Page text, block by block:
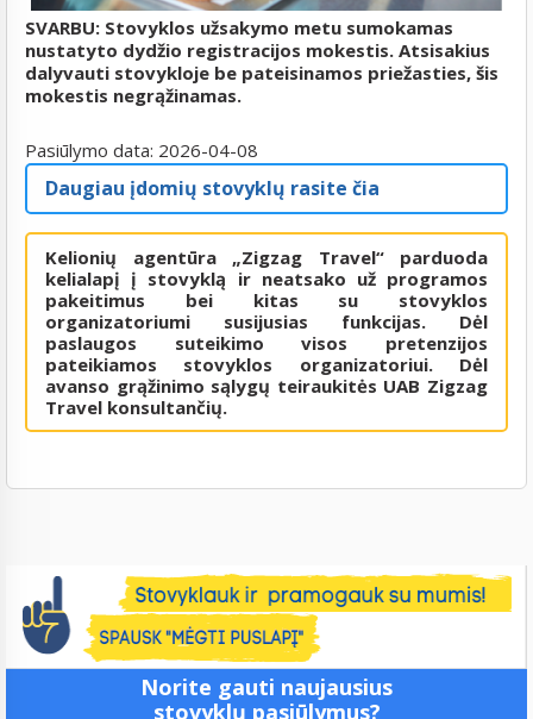
SVARBU: Stovyklos užsakymo metu sumokamas
nustatyto dydžio registracijos mokestis. Atsisakius
dalyvauti stovykloje be pateisinamos priežasties, šis
mokestis negrąžinamas.
Pasiūlymo data: 2026-04-08
Daugiau įdomių stovyklų rasite čia
Kelionių agentūra „Zigzag Travel“ parduoda
kelialapį į stovyklą ir neatsako už programos
pakeitimus bei kitas su stovyklos
organizatoriumi susijusias funkcijas. Dėl
paslaugos suteikimo visos pretenzijos
pateikiamos stovyklos organizatoriui. Dėl
avanso grąžinimo sąlygų teiraukitės UAB Zigzag
Travel konsultančių.
Norite gauti naujausius
stovyklų pasiūlymus?